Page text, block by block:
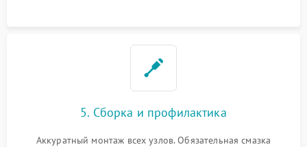
5. Сборка и профилактика
Аккуратный монтаж всех узлов. Обязательная смазка